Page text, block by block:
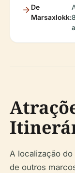
De
Marsaxlokk:
A localização
de outros